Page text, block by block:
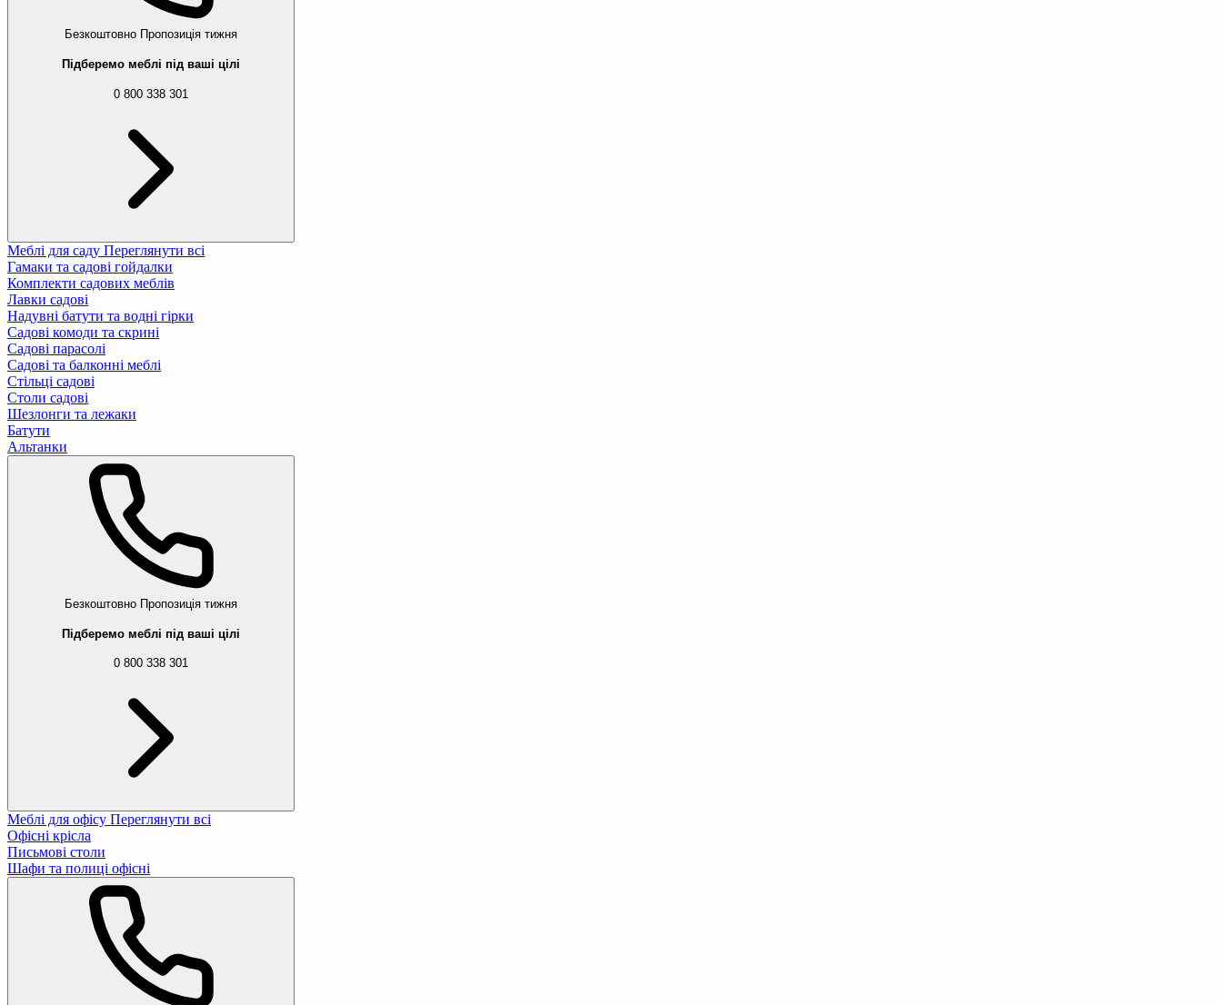
Безкоштовно Пропозиція тижня
Підберемо меблі під ваші цілі
0 800 338 301
Меблі для саду Переглянути всі
Гамаки та садові гойдалки
Комплекти садових меблів
Лавки садові
Надувні батути та водні гірки
Садові комоди та скрині
Садові парасолі
Садові та балконні меблі
Стільці садові
Столи садові
Шезлонги та лежаки
Батути
Альтанки
Безкоштовно Пропозиція тижня
Підберемо меблі під ваші цілі
0 800 338 301
Меблі для офісу Переглянути всі
Офісні крісла
Письмові столи
Шафи та полиці офісні